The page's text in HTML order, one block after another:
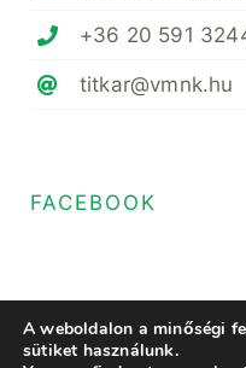
+36 20 591
titkar@vmnk.hu
FACEBOOK
A weboldalon a minőségi
sütiket használunk.